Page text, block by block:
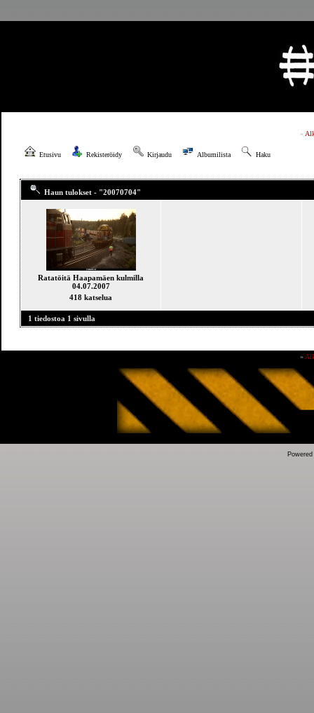
»
Etusivu Rekisteröidy Kirjaudu Albumilista Haku
Haun tulokset - "20070704"
Ratatöitä Haapamäen kulmilla
04.07.2007
418 katselua
1 tiedostoa 1 sivulla
»